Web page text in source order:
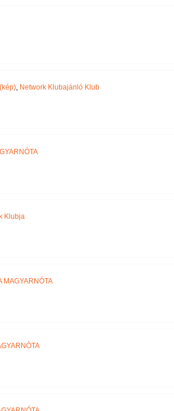
(kép), Network Klubajánló Klub
Klubja
MAGYARNÓTA